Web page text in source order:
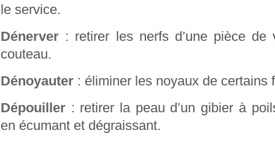
le service.
Dénerver : retirer les nerfs d’une pièce de
couteau.
Dénoyauter : éliminer les noyaux de certains
Dépouiller : retirer la peau d’un gibier à
en écumant et dégraissant.